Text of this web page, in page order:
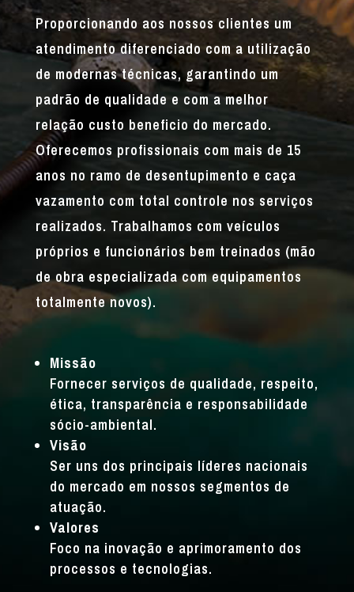
Proporcionando aos nossos clientes um
atendimento diferenciado com a utilização
de modernas técnicas, garantindo um
padrão de qualidade e com a melhor
relação custo beneficio do mercado.
Oferecemos profissionais com mais de 15
anos no ramo de desentupimento e caça
vazamento com total controle nos serviços
realizados. Trabalhamos com veículos
próprios e funcionários bem treinados (mão
de obra especializada com equipamentos
totalmente novos).
Missão
Fornecer serviços de qualidade, respeito,
ética, transparência e responsabilidade
sócio-ambiental.
Visão
Ser uns dos principais líderes nacionais
do mercado em nossos segmentos de
atuação.
Valores
Foco na inovação e aprimoramento dos
processos e tecnologias.